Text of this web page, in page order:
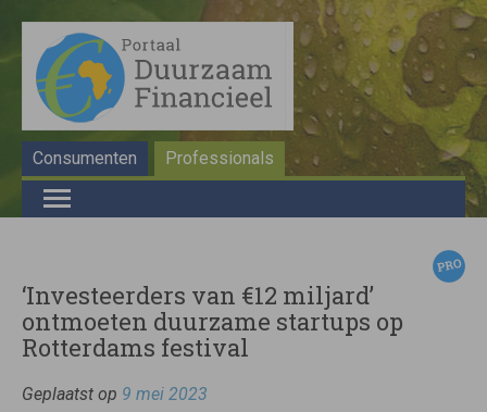
Consumenten Professionals
‘Investeerders van €12 miljard’
ontmoeten duurzame startups op
Rotterdams festival
Geplaatst op 9 mei 2023